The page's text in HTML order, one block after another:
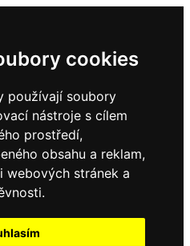
cookies
používají soubory
nástroje s cílem
prostředí,
obsahu a reklam,
webových stránek a